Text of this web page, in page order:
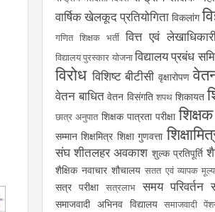
वार्षिक खेलकूद प्रतियोगिता विकलांग
गणित शिक्षक भर्ती वित्त एवं
विद्यालय पुरस्कार योजनाविद्यालय प्रबंध
विरोध विशिष्ट बीटीसी वृक्षारोपण
वेतन बाधित वेतन विसंगति शपथ शिकायत
छात्र अनुपात शिक्षक पात्रता परीक्षा
सम्मान शिक्षमित्र शिक्षा गुणवत्ता
संघ शीतलहर अवकाश शुल्क प्रतिपूर्ति
शैक्षिक नवाचार शौचालय सतत एवं व्यापक
सत्र परीक्षा सत्रलाभ समय परिवर्तन
समाजवादी अभिनव विद्यालय समाजवादी